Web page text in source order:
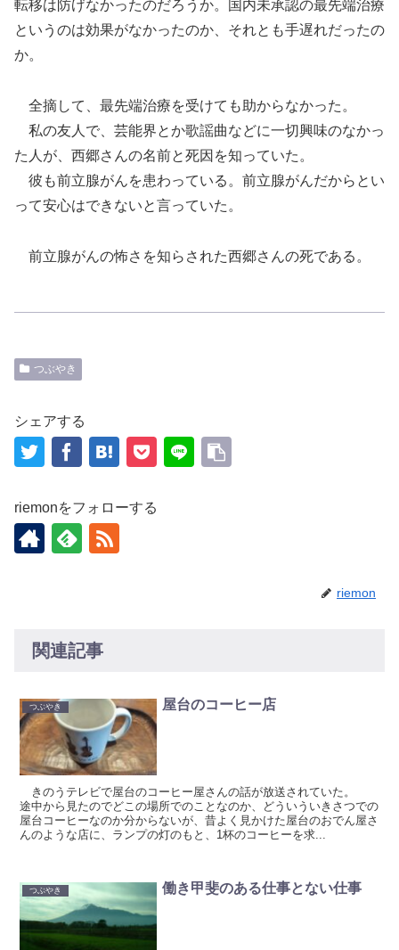
転移は防げなかったのだろうか。国内未承認の最先端治療
というのは効果がなかったのか、それとも手遅れだったの
か。
全摘して、最先端治療を受けても助からなかった。
私の友人で、芸能界とか歌謡曲などに一切興味のなかっ
た人が、西郷さんの名前と死因を知っていた。
彼も前立腺がんを患わっている。前立腺がんだからとい
って安心はできないと言っていた。
前立腺がんの怖さを知らされた西郷さんの死である。
つぶやき
シェアする
riemonをフォローする
riemon
関連記事
つぶやき 屋台のコーヒー店
きのうテレビで屋台のコーヒー屋さんの話が放送されていた。
途中から見たのでどこの場所でのことなのか、どういういきさつでの
屋台コーヒーなのか分からないが、昔よく見かけた屋台のおでん屋さ
んのような店に、ランプの灯のもと、1杯のコーヒーを求...
つぶやき 働き甲斐のある仕事とない仕事